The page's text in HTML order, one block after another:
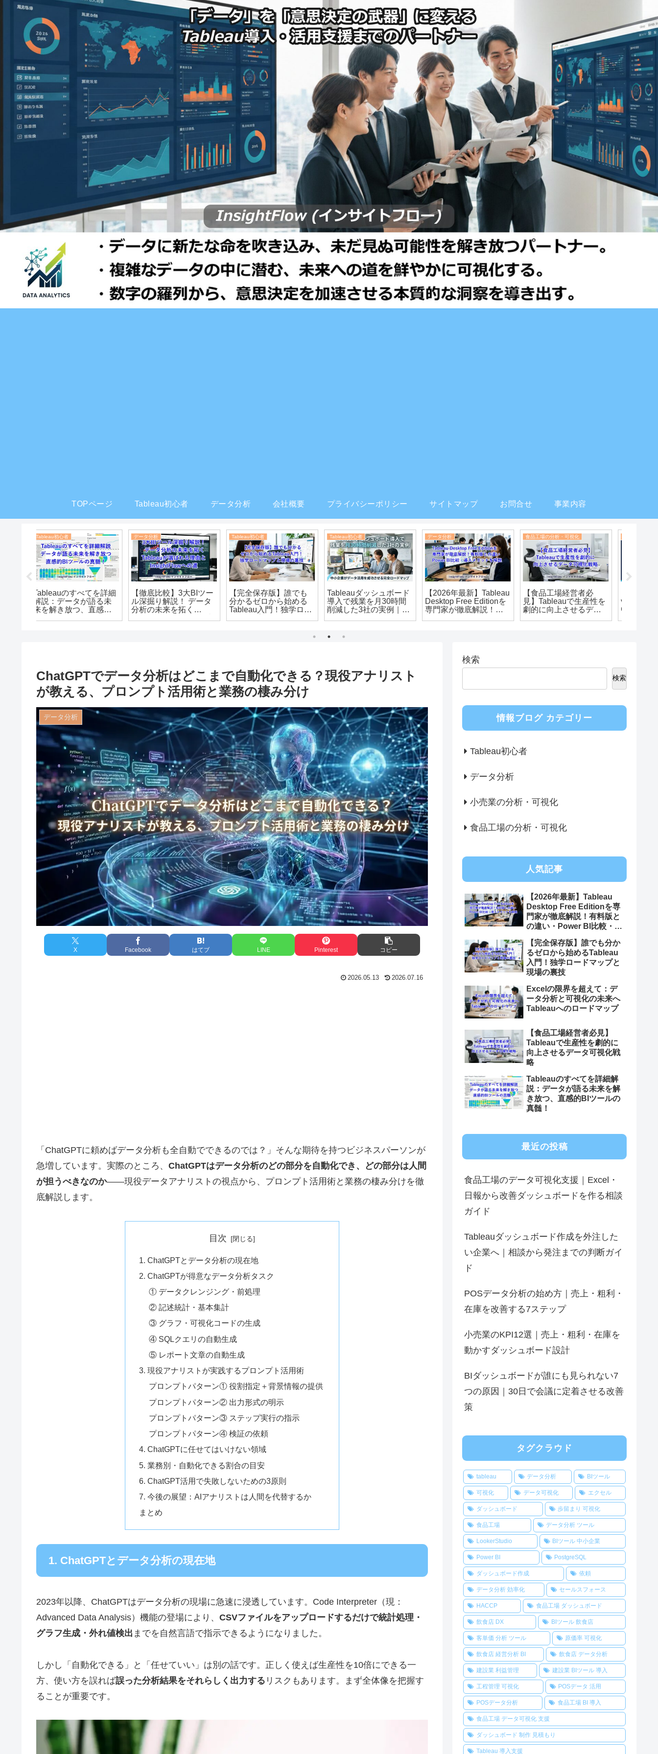
TOPページ Tableau初心者 データ分析 会社概要 プライバシーポリシー サイトマップ お問合せ 事業内容
Tableau初心者
Tableauダッシュボード
導入で残業を月30時間
削減した3社の実例｜中
データ分析
【2026年最新】Tableau
Desktop Free Editionを
専門家が徹底解説！有
食品工場の分析・可視化
【食品工場経営者必
見】Tableauで生産性を
劇的に向上させるデー
データ分析
【2026年版】Tableau
vs Power BI 徹底比較｜
中小企業はどちらを選
データ分析
【2026年版】デジタル
化・AI導入補助金でBIツ
ールを導入する完全ガ
食品工場の分析・可視化
HACCP時代の食品安
全：データ解析と可視
化で実現する「見えな
ChatGPTでデータ分析はどこまで自動化できる？現役アナリスト
が教える、プロンプト活用術と業務の棲み分け
データ分析
X Facebook はてブ LINE Pinterest コピー
2026.05.13 2026.07.16
「ChatGPTに頼めばデータ分析も全自動でできるのでは？」そんな期待を持つビジネスパーソンが
急増しています。実際のところ、 ChatGPTはデータ分析のどの部分を自動化でき、どの部分は人間
が担うべきなのか——現役データアナリストの視点から、プロンプト活用術と業務の棲み分けを徹
底解説します。
目次
1. ChatGPTとデータ分析の現在地
2. ChatGPTが得意なデータ分析タスク
① データクレンジング・前処理
② 記述統計・基本集計
③ グラフ・可視化コードの生成
④ SQLクエリの自動生成
⑤ レポート文章の自動生成
3. 現役アナリストが実践するプロンプト活用術
プロンプトパターン① 役割指定＋背景情報の提供
プロンプトパターン② 出力形式の明示
プロンプトパターン③ ステップ実行の指示
プロンプトパターン④ 検証の依頼
4. ChatGPTに任せてはいけない領域
5. 業務別・自動化できる割合の目安
6. ChatGPT活用で失敗しないための3原則
7. 今後の展望：AIアナリストは人間を代替するか
まとめ
1. ChatGPTとデータ分析の現在地
2023年以降、ChatGPTはデータ分析の現場に急速に浸透しています。Code Interpreter（現：
Advanced Data Analysis）機能の登場により、 CSVファイルをアップロードするだけで統計処理・
グラフ生成・外れ値検出 までを自然言語で指示できるようになりました。
しかし「自動化できる」と「任せていい」は別の話です。正しく使えば生産性を10倍にできる一
方、使い方を誤れば誤った分析結果をそれらしく出力する リスクもあります。まず全体像を把握す
ることが重要です。
検索
検索
情報ブログ カテゴリー
Tableau初心者
データ分析
小売業の分析・可視化
食品工場の分析・可視化
人気記事
【2026年最新】Tableau
Desktop Free Editionを専
門家が徹底解説！有料版と
の違い・Power BI比較・導
ビュー
【完全保存版】誰でも分か
るゼロから始めるTableau
入門！独学ロードマップと
現場の裏技
Excelの限界を超えて：デ
ータ分析と可視化の未来へ
Tableauへのロードマップ
【食品工場経営者必見】
Tableauで生産性を劇的に
向上させるデータ可視化戦
略
Tableauのすべてを詳細解
説：データが語る未来を解
き放つ、直感的BIツールの
真髄！
最近の投稿
食品工場のデータ可視化支援｜Excel・
日報から改善ダッシュボードを作る相談
ガイド
Tableauダッシュボード作成を外注した
い企業へ｜相談から発注までの判断ガイ
ド
POSデータ分析の始め方｜売上・粗利・
在庫を改善する7ステップ
小売業のKPI12選｜売上・粗利・在庫を
動かすダッシュボード設計
BIダッシュボードが誰にも見られない7
つの原因｜30日で会議に定着させる改善
策
タグクラウド
tableau データ分析 BIツール
可視化 データ可視化 エクセル
ダッシュボード 歩留まり 可視化
食品工場 データ分析 ツール
LookerStudio BIツール 中小企業
Power BI PostgreSQL
ダッシュボード作成 依頼
データ分析 効率化 セールスフォース
HACCP 食品工場 ダッシュボード
飲食店 DX BIツール 飲食店
客単価 分析 ツール 原価率 可視化
飲食店 経営分析 BI 飲食店 データ分析
建設業 利益管理 建設業 BIツール 導入
工程管理 可視化 POSデータ 活用
POSデータ分析 食品工場 BI 導入
食品工場 データ可視化 支援
ダッシュボード 制作 見積もり
Tableau 導入支援